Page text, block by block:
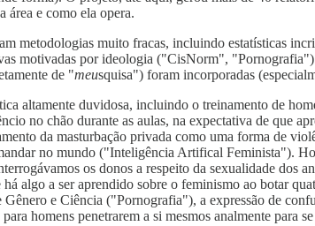
área e como ela opera.
metodologias muito fracas, incluindo estatísticas
motivadas por ideologia ("CisNorm",
de "meusquisa") foram incorporadas
altamente duvidosa, incluindo o treinamento de
no chão durante as aulas, na expectativa de que
da masturbação privada como uma forma de
no mundo ("Inteligência Artifical Feminista").
os donos a respeito da sexualidade dos
algo a ser aprendido sobre o feminismo ao botar
e Ciência ("Pornografia"), a expressão de
homens penetrarem a si mesmos analmente para